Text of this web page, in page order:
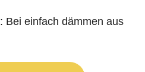
: Bei einfach dämmen aus